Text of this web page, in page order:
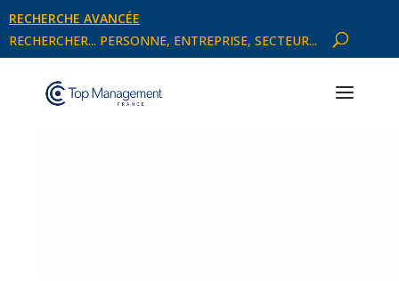
RECHERCHER... PERSONNE, ENTREPRISE, SECTEUR...
RECHERCHE AVANCÉE